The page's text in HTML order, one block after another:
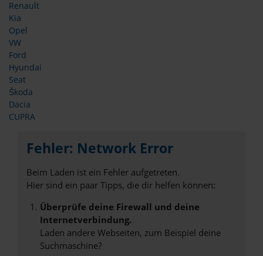
Renault
Kia
Opel
VW
Ford
Hyundai
Seat
Škoda
Dacia
CUPRA
Fehler: Network Error
Beim Laden ist ein Fehler aufgetreten.
Hier sind ein paar Tipps, die dir helfen können:
Überprüfe deine Firewall und deine
Internetverbindung.
Laden andere Webseiten, zum Beispiel deine
Suchmaschine?